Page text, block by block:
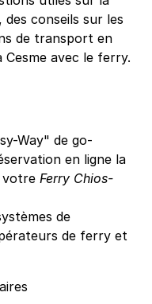
conseils sur les
de transport en
avec le ferry.
Way" de go-
en ligne la
votre Ferry Chios-
de
de ferry et